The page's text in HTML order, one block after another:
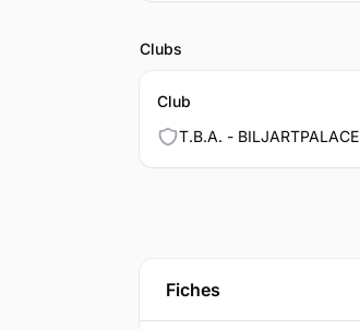
Clubs
Club
T.B.A. - BILJARTPALACE
Fiches